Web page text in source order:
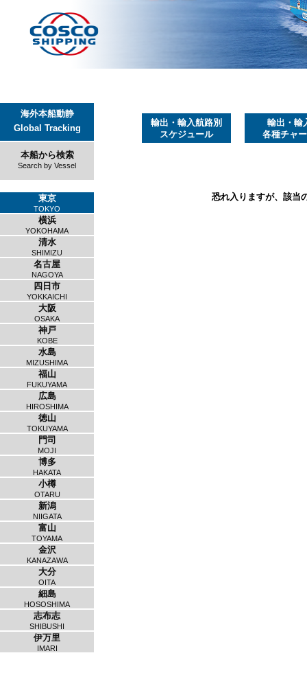
海外本船動静
Global Tracking
本船から検索
Search by Vessel
東京
TOKYO
横浜
YOKOHAMA
清水
SHIMIZU
名古屋
NAGOYA
四日市
YOKKAICHI
大阪
OSAKA
神戸
KOBE
水島
MIZUSHIMA
福山
FUKUYAMA
広島
HIROSHIMA
徳山
TOKUYAMA
門司
MOJI
博多
HAKATA
小樽
OTARU
新潟
NIIGATA
富山
TOYAMA
金沢
KANAZAWA
大分
OITA
細島
HOSOSHIMA
志布志
SHIBUSHI
伊万里
IMARI
輸出・輸入航路別
スケジュール
輸出・輸
各種チャ
恐れ入りますが、該当